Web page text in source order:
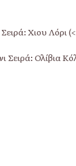
Σειρά: Χιου
Σειρά: Ολίβια